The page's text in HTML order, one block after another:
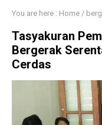
You are here : Home /
Tasyakuran
Bergerak
Cerdas